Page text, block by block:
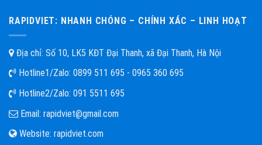
RAPIDVIET: NHANH CHÓNG – CHÍNH XÁC – LINH HOẠT
Địa chỉ: Số 10, LK5 KĐT Đại Thanh, xã Đại Thanh, Hà Nội
Hotline1/Zalo: 0899 511 695 - 0965 360 695
Hotline2/Zalo: 091 5511 695
Email: rapidviet@gmail.com
Website: rapidviet.com